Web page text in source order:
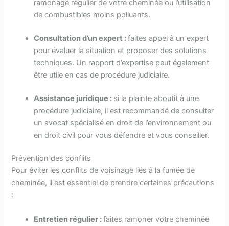
ramonage régulier de votre cheminée ou l’utilisation
de combustibles moins polluants.
Consultation d’un expert :faites appel à un expert
pour évaluer la situation et proposer des solutions
techniques. Un rapport d’expertise peut également
être utile en cas de procédure judiciaire.
Assistance juridique : si la plainte aboutit à une
procédure judiciaire, il est recommandé de consulter
un avocat spécialisé en droit de l’environnement ou
en droit civil pour vous défendre et vous conseiller.
Prévention des conflits
Pour éviter les conflits de voisinage liés à la fumée de
cheminée, il est essentiel de prendre certaines précautions
:
Entretien régulier :faites ramoner votre cheminée